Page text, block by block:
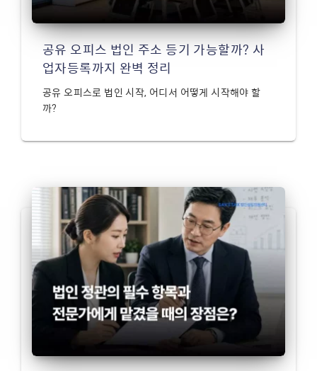
공유 오피스 법인 주소 등기 가능할까? 사
업자등록까지 완벽 정리
공유 오피스로 법인 시작, 어디서 어떻게 시작해야 할
까?